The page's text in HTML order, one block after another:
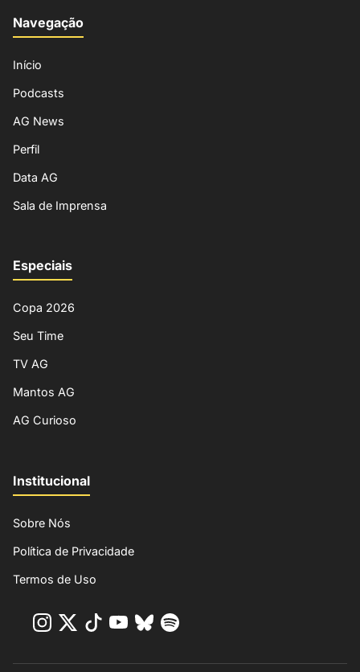
Navegação
Início
Podcasts
AG News
Perfil
Data AG
Sala de Imprensa
Especiais
Copa 2026
Seu Time
TV AG
Mantos AG
AG Curioso
Institucional
Sobre Nós
Política de Privacidade
Termos de Uso